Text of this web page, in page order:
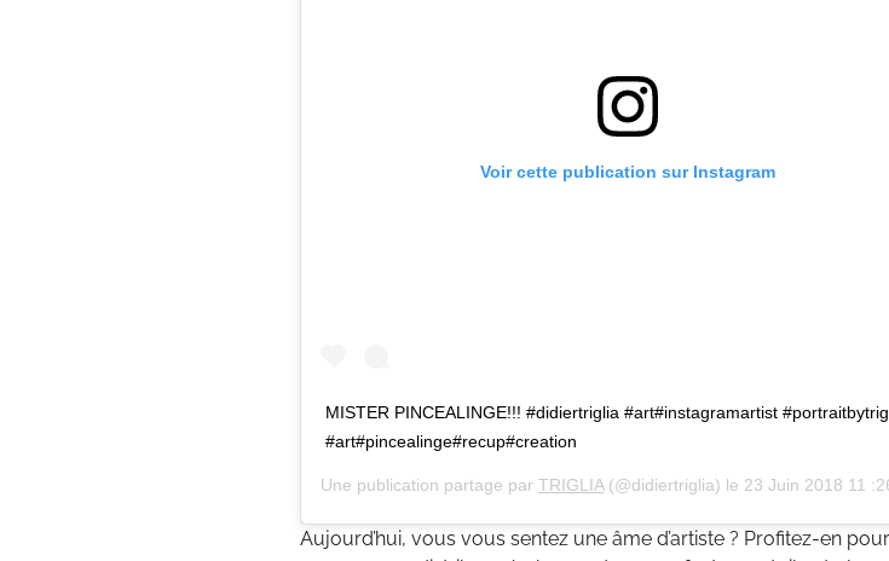
Voir cette publication sur Instagram
MISTER PINCEALINGE!!! #didiertriglia #art#instagramartist
#art#pincealinge#recup#creation
Une publication partage par TRIGLIA(@didiertriglia) le 23 Juin 2018 11
Aujourd’hui, vous vous sentez une âme d’artiste ? Profitez-en